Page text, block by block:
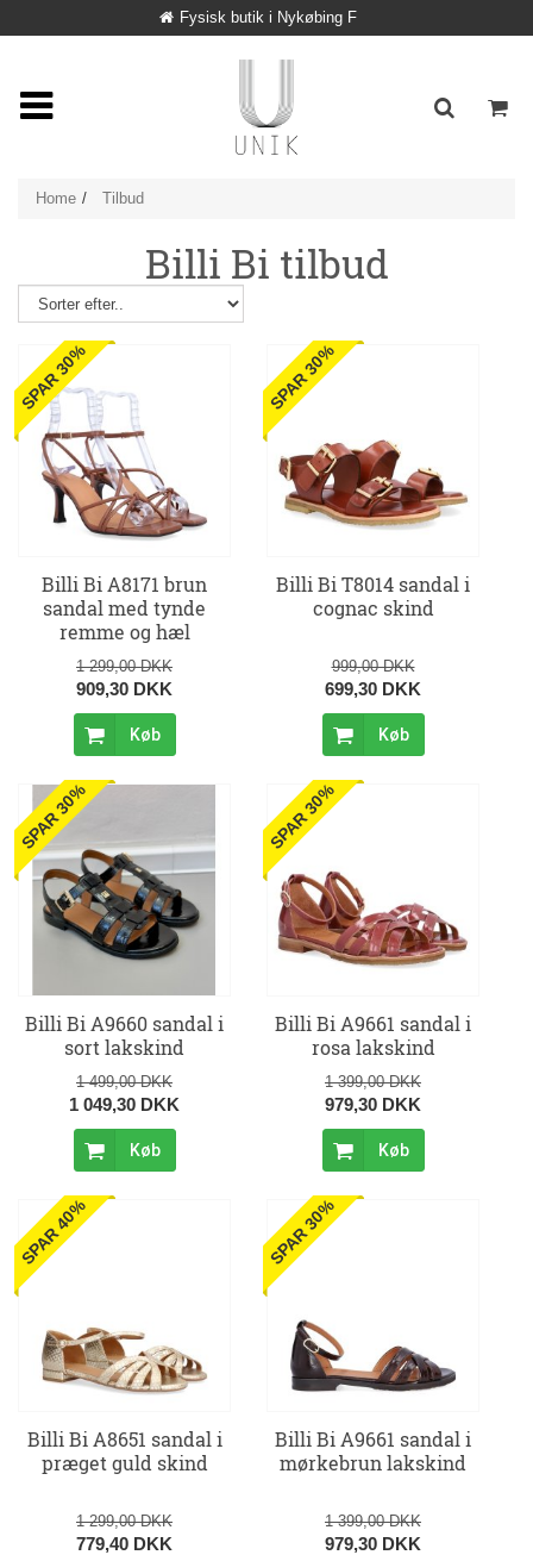
Fysisk butik i Nykøbing F
Home Tilbud
Billi Bi tilbud
SPAR 30%
Billi Bi A8171 brun
sandal med tynde
remme og hæl
1 299,00 DKK
909,30 DKK
Køb
SPAR 30%
Billi Bi T8014 sandal i
cognac skind
999,00 DKK
699,30 DKK
Køb
SPAR 30%
Billi Bi A9660 sandal i
sort lakskind
1 499,00 DKK
1 049,30 DKK
Køb
SPAR 30%
Billi Bi A9661 sandal i
rosa lakskind
1 399,00 DKK
979,30 DKK
Køb
SPAR 40%
Billi Bi A8651 sandal i
præget guld skind
1 299,00 DKK
779,40 DKK
SPAR 30%
Billi Bi A9661 sandal i
mørkebrun lakskind
1 399,00 DKK
979,30 DKK